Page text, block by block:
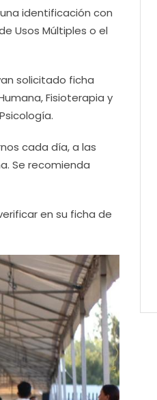
identificación con
Usos Múltiples o el
solicitado ficha
Fisioterapia y
cada día, a las
Se recomienda
en su ficha de